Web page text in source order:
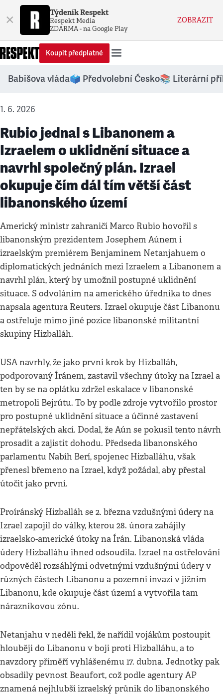
× Týdeník Respekt
Respekt Media
ZDARMA - na Google Play
ZOBRAZIT
Koupit předplatné
Babišova vláda🗳️ Předvolební Česko📚 Literární
1. 6. 2026
Rubio jednal s Libanonem a
Izraelem o uklidnění situace a
navrhl společný plán. Izrael
okupuje čím dál tím větší část
libanonského území
Americký ministr zahraničí Marco Rubio hovořil s
libanonským prezidentem Josephem Aúnem i
izraelským premiérem Benjaminem Netanjahuem o
diplomatických jednáních mezi Izraelem a Libanonem a
navrhl plán, který by umožnil postupné uklidnění
situace. S odvoláním na amerického úředníka to dnes
napsala agentura Reuters. Izrael okupuje část Libanonu
a ostřeluje mimo jiné pozice libanonské militantní
skupiny Hizballáh.
USA navrhly, že jako první krok by Hizballáh,
podporovaný Íránem, zastavil všechny útoky na Izrael a
ten by se na oplátku zdržel eskalace v libanonské
metropoli Bejrútu. To by podle zdroje vytvořilo prostor
pro postupné uklidnění situace a účinné zastavení
nepřátelských akcí. Dodal, že Aún se pokusil tento návrh
prosadit a zajistit dohodu. Předseda libanonského
parlamentu Nabíh Berí, spojenec Hizballáhu, však
přenesl břemeno na Izrael, když požádal, aby přestal
útočit jako první.
Proíránský Hizballáh se 2. března vzdušnými údery na
Izrael zapojil do války, kterou 28. února zahájily
izraelsko-americké útoky na Írán. Libanonská vláda
údery Hizballáhu ihned odsoudila. Izrael na ostřelování
odpověděl rozsáhlými odvetnými vzdušnými údery v
různých částech Libanonu a pozemní invazí v jižním
Libanonu, kde okupuje část území a vytvořila tam
nárazníkovou zónu.
Netanjahu v neděli řekl, že nařídil vojákům postoupit
hlouběji do Libanonu v boji proti Hizballáhu, a to
navzdory příměří vyhlášenému 17. dubna. Jednotky pak
obsadily pevnost Beaufort, což podle agentury AP
znamená nejhlubší izraelský průnik do libanonského